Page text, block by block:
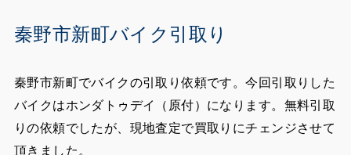
秦野市新町バイク引取り
秦野市新町でバイクの引取り依頼です。今回引取りした
バイクはホンダトゥデイ（原付）になります。無料引取
りの依頼でしたが、現地査定で買取りにチェンジさせて
頂きました。